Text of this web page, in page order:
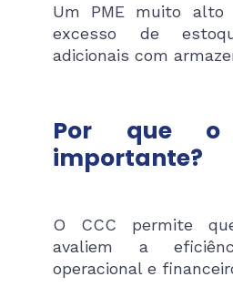
Um PME muito alto
excesso de
adicionais com
Por que
importante?
O CCC permite
avaliem a
operacional e